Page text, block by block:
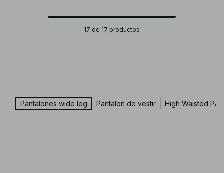
17 de 17 productos
Pantalones wide leg Pantalon de vestir High Waisted